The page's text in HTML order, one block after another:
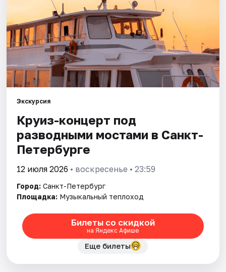
Квесты
Экскурсии
Спорт
События
Города
Площадки
Артисты
Рейтинги
Экскурсия
Круиз-концерт под
разводными мостами в Санкт-
Петербурге
12 июля 2026 • воскресенье • 23:59
Город: Санкт-Петербург
Площадка: Музыкальный теплоход
Билеты со скидкой
на Яндекс Афише
Еще билеты